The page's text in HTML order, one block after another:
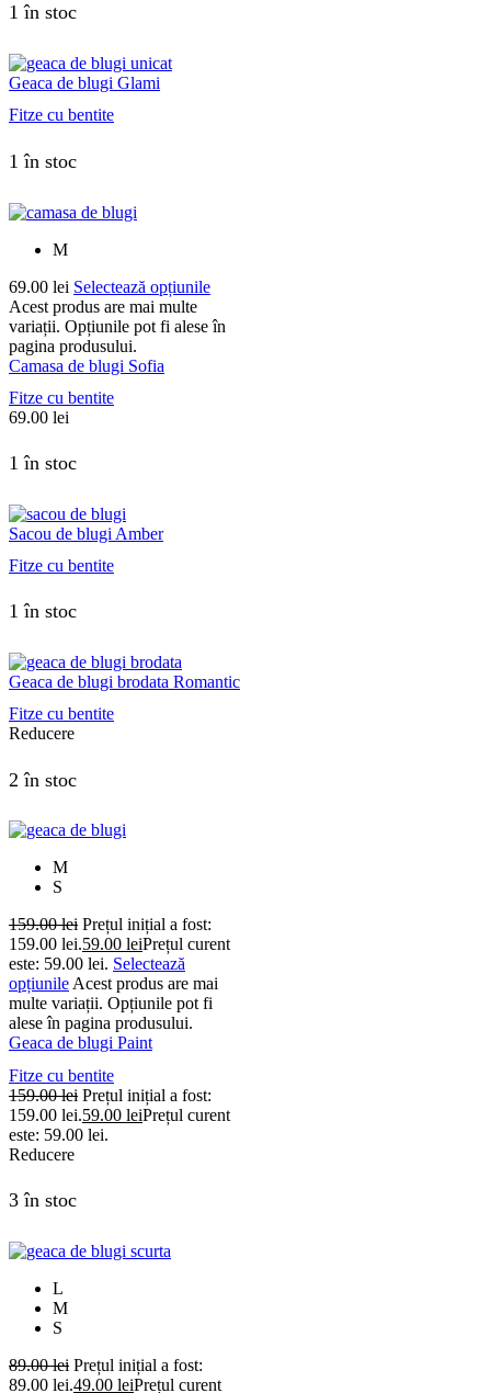
1 în stoc
Geaca de blugi Glami
Fitze cu bentite
1 în stoc
M
69.00 lei Selectează opțiunile
Acest produs are mai multe
variații. Opțiunile pot fi alese în
pagina produsului.
Camasa de blugi Sofia
Fitze cu bentite
69.00 lei
1 în stoc
Sacou de blugi Amber
Fitze cu bentite
1 în stoc
Geaca de blugi brodata Romantic
Fitze cu bentite
Reducere
2 în stoc
M
S
159.00lei Prețul inițial a fost:
159.00 lei.59.00 leiPrețul curent
este: 59.00 lei. Selectează
opțiunileAcest produs are mai
multe variații. Opțiunile pot fi
alese în pagina produsului.
Geaca de blugi Paint
Fitze cu bentite
159.00lei Prețul inițial a fost:
159.00 lei.59.00 leiPrețul curent
este: 59.00 lei.
Reducere
3 în stoc
L
M
S
89.00lei Prețul inițial a fost:
89.00 lei.49.00 leiPrețul curent